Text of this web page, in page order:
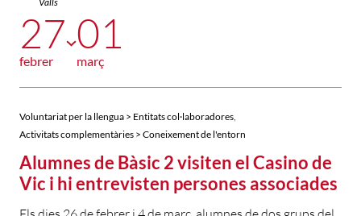
27
febrer
01
març
Voluntariat per la llengua > Entitats col·laboradores
Activitats complementàries > Coneixement de l'entorn
Alumnes de Bàsic 2 visiten el Casino de
Vic i hi entrevisten persones associades